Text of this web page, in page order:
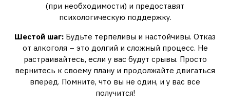
(при необходимости) и предоставят
психологическую поддержку.
Шестой шаг: Будьте терпеливы и настойчивы. Отказ
от алкоголя – это долгий и сложный процесс. Не
растраивайтесь, если у вас будут срывы. Просто
вернитесь к своему плану и продолжайте двигаться
вперед. Помните, что вы не один, и у вас все
получится!